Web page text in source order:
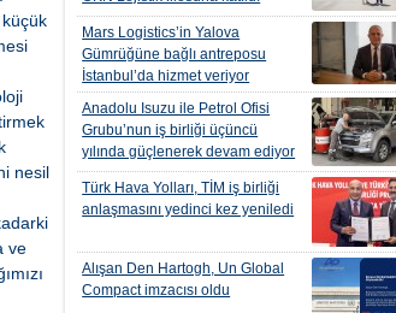
Mars Logistics’in Yalova
Gümrüğüne bağlı antreposu
İstanbul’da hizmet veriyor
Anadolu Isuzu ile Petrol Ofisi
Grubu’nun iş birliği üçüncü
yılında güçlenerek devam ediyor
Türk Hava Yolları, TİM iş birliği
anlaşmasını yedinci kez yeniledi
Alışan Den Hartogh, Un Global
Compact imzacısı oldu
nesil
ve